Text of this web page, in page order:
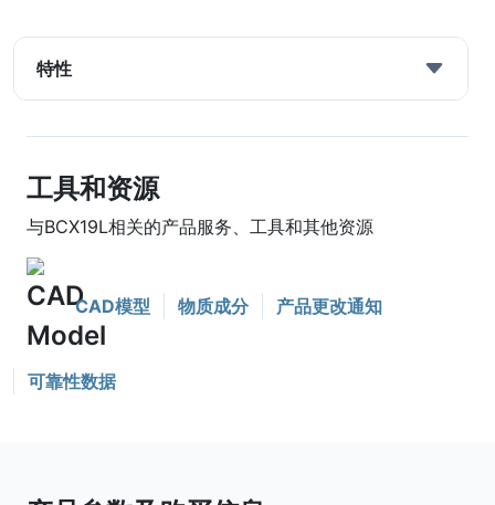
特性
工具和资源
与BCX19L相关的产品服务、工具和其他资源
CAD模型 物质成分 产品更改通知
可靠性数据